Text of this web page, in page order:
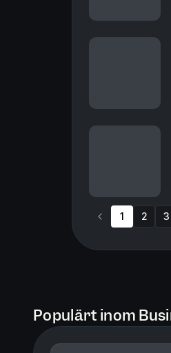
1 2 3
Populärt inom